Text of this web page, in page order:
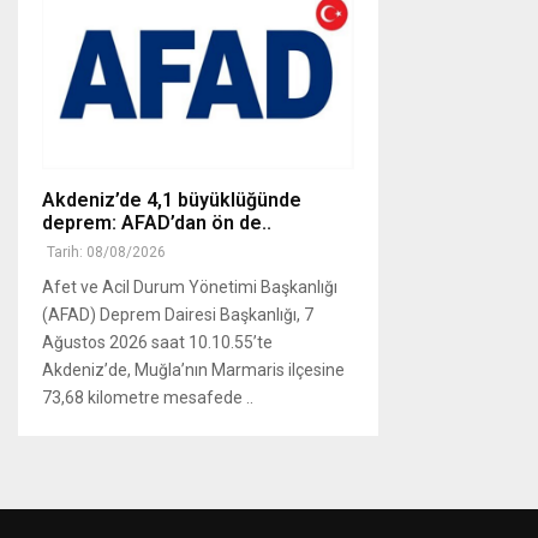
Akdeniz’de 4,1 büyüklüğünde
deprem: AFAD’dan ön de..
Tarih: 08/08/2026
Afet ve Acil Durum Yönetimi Başkanlığı
(AFAD) Deprem Dairesi Başkanlığı, 7
Ağustos 2026 saat 10.10.55’te
Akdeniz’de, Muğla’nın Marmaris ilçesine
73,68 kilometre mesafede ..